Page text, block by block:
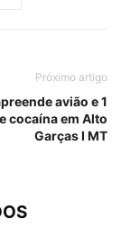
Próximo artigo
avião e 1
cocaína em Alto
Garças I MT